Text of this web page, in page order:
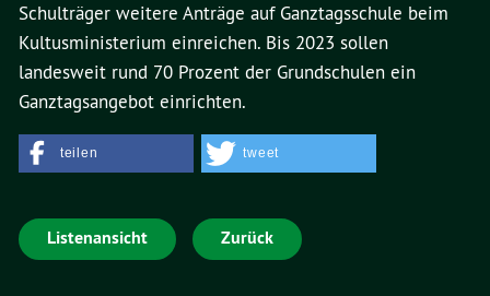
Schulträger weitere Anträge auf Ganztagsschule beim
Kultusministerium einreichen. Bis 2023 sollen
landesweit rund 70 Prozent der Grundschulen ein
Ganztagsangebot einrichten.
teilen tweet
Listenansicht Zurück